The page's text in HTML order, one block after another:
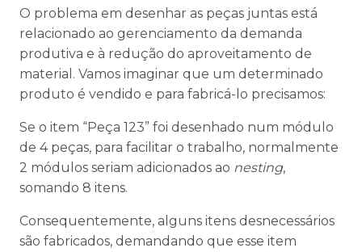
O problema em desenhar as peças juntas está
relacionado ao gerenciamento da demanda
produtiva e à redução do aproveitamento de
material. Vamos imaginar que um determinado
produto é vendido e para fabricá-lo precisamos:
Se o item “Peça 123” foi desenhado num módulo
de 4 peças, para facilitar o trabalho, normalmente
2 módulos seriam adicionados ao nesting,
somando 8 itens.
Consequentemente, alguns itens desnecessários
são fabricados, demandando que esse item